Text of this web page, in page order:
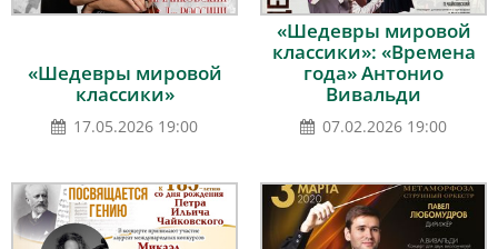
«Шедевры мировой
классики»
17.05.2026 19:00
«Шедевры мировой
классики»: «Времена
года» Антонио
Вивальди
07.02.2026 19:00